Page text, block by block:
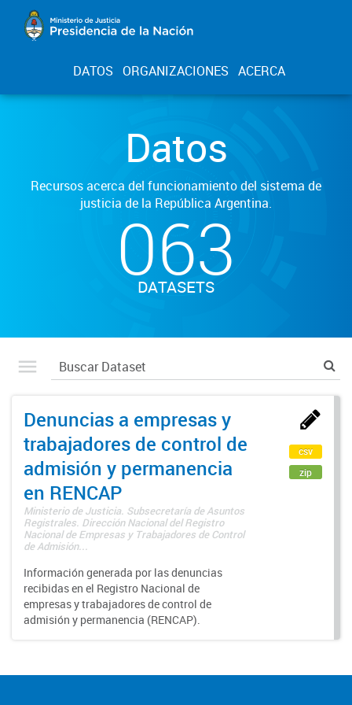
DATOS ORGANIZACIONES ACERCA
Datos
Recursos acerca del funcionamiento del sistema de
justicia de la República Argentina.
063
DATASETS
Denuncias a empresas y
trabajadores de control de
admisión y permanencia
en RENCAP
Ministerio de Justicia. Subsecretaría de Asuntos
Registrales. Dirección Nacional del Registro
Nacional de Empresas y Trabajadores de Control
de Admisión...
Información generada por las denuncias
recibidas en el Registro Nacional de
empresas y trabajadores de control de
admisión y permanencia (RENCAP).
csv
zip